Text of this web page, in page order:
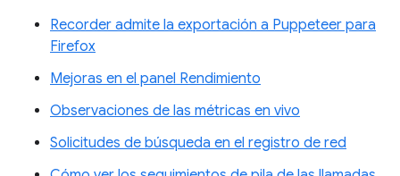
Recorder admite la exportación a Puppeteer para
Firefox
Mejoras en el panel Rendimiento
Observaciones de las métricas en vivo
Solicitudes de búsqueda en el registro de red